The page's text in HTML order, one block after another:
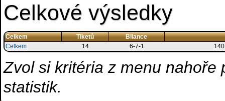
Celkové výsledky
Celkem Tiketů
Bilance
Celkem
14 6-7-1
Zvol si kritéria z menu
statistik.